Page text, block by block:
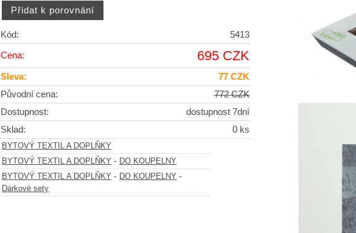
Kód: 5413
Cena: 695 CZK
Sleva:
77 CZK
Původní cena:
772 CZK
Dostupnost:
dostupnost 7dní
Sklad:
0 ks
BYTOVÝ TEXTIL A DOPLŇKY
BYTOVÝ TEXTIL A DOPLŇKY - DO KOUPELNY
BYTOVÝ TEXTIL A DOPLŇKY - DO KOUPELNY -
Dárkové sety